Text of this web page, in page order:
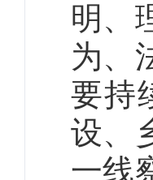
明、
为、
要持
设、
一线